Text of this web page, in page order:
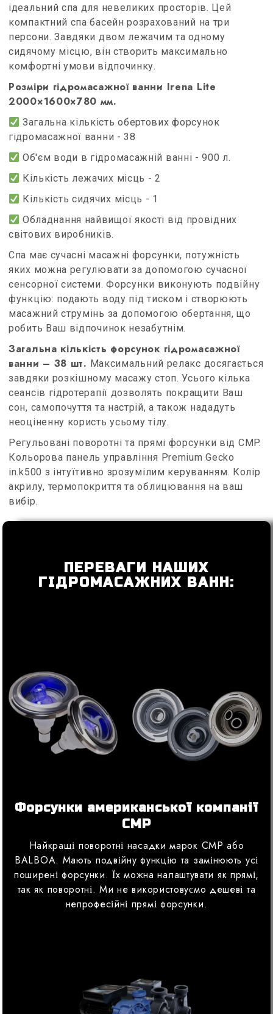
ідеальний спа для невеликих просторів. Цей
компактний спа басейн розрахований на три
персони. Завдяки двом лежачим та одному
сидячому місцю, він створить максимально
комфортні умови відпочинку.
Розміри гідромасажної ванни Irena Lite
2000×1600×780 мм.
Загальна кількість обертових форсунок
гідромасажної ванни - 38
Об'єм води в гідромасажній ванні - 900 л.
Кількість лежачих місць - 2
Кількість сидячих місць - 1
Обладнання найвищої якості від провідних
світових виробників.
Спа має сучасні масажні форсунки, потужність
яких можна регулювати за допомогою сучасної
сенсорної системи. Форсунки виконують подвійну
функцію: подають воду під тиском і створюють
масажний струмінь за допомогою обертання, що
робить Ваш відпочинок незабутнім.
Загальна кількість форсунок гідромасажної
ванни – 38 шт. Максимальний релакс досягається
завдяки розкішному масажу стоп. Усього кілька
сеансів гідротерапії дозволять покращити Ваш
сон, самопочуття та настрій, а також нададуть
неоціненну користь усьому тілу.
Регульовані поворотні та прямі форсунки від CMP.
Кольорова панель управління Premium Gecko
in.k500 з інтуїтивно зрозумілим керуванням. Колір
акрилу, термопокриття та облицювання на ваш
вибір.
ПЕРЕВАГИ НАШИХ
ГІДРОМАСАЖНИХ ВАНН:
Форсунки американської компанії
CMP
Найкращі поворотні насадки марок CMP або
BALBOA. Мають подвійну функцію та замінюють усі
поширені форсунки. Їх можна налаштувати як прямі,
так як поворотні. Ми не використовуємо дешеві та
непрофесійні прямі форсунки.